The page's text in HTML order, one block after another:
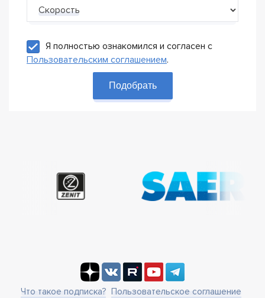
Скорость
Я полностью ознакомился и согласен с
Пользовательским соглашением.
Подобрать
Что такое подписка? Пользовательское соглашение